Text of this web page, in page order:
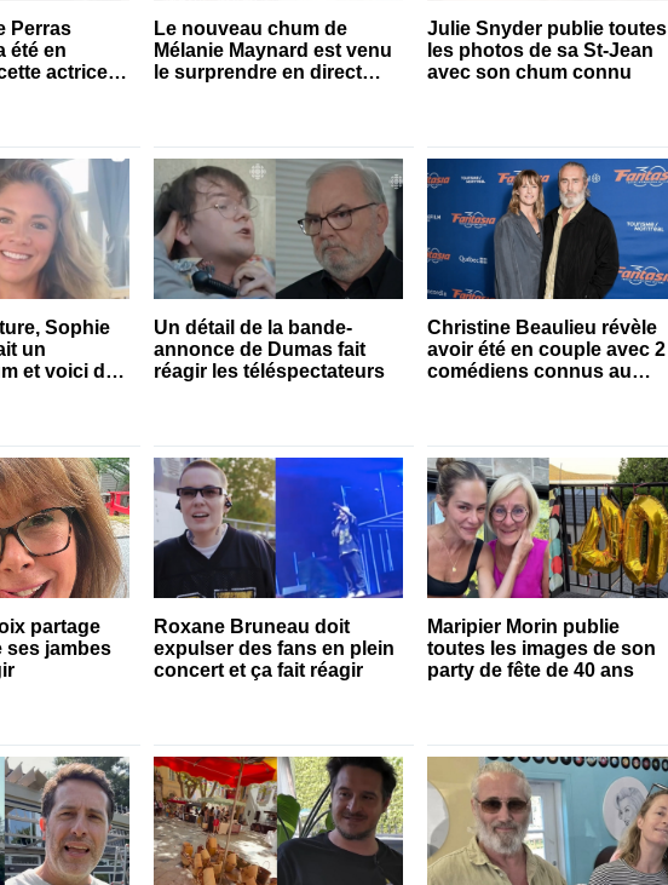
Perras
été en
actrice
Le nouveau chum de
Mélanie Maynard est venu
le surprendre en direct
Julie Snyder publie toutes
les photos de sa St-Jean
avec son chum connu
Sophie
un
et voici de
Un détail de la bande-
annonce de Dumas fait
réagir les téléspectateurs
Christine Beaulieu révèle
avoir été en couple avec 2
comédiens connus au
partage
ses jambes
Roxane Bruneau doit
expulser des fans en plein
concert et ça fait réagir
Maripier Morin publie
toutes les images de son
party de fête de 40 ans